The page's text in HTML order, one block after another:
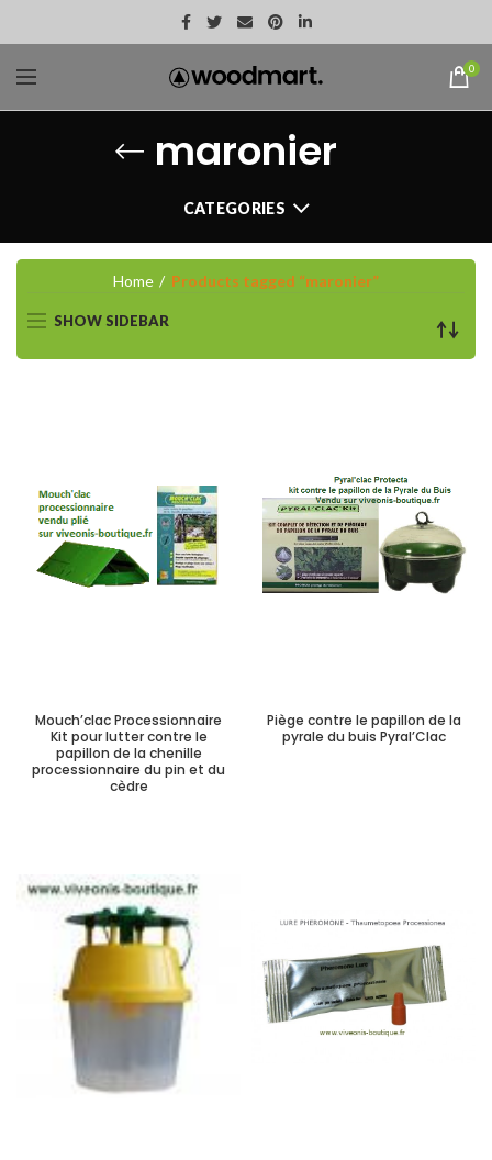
0
maronier
CATEGORIES
Home Products tagged “maronier”
SHOW SIDEBAR
Mouch’clac Processionnaire
Kit pour lutter contre le
papillon de la chenille
processionnaire du pin et du
cèdre
Piège contre le papillon de la
pyrale du buis Pyral’Clac